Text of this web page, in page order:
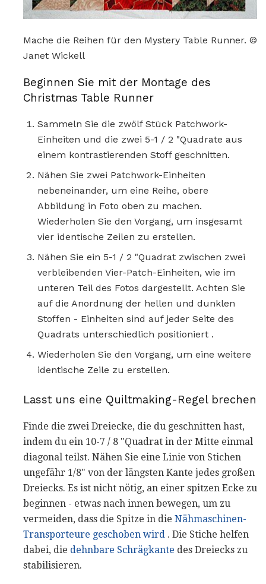
Mache die Reihen für den Mystery Table Runner. ©
Janet Wickell
Beginnen Sie mit der Montage des
Christmas Table Runner
Sammeln Sie die zwölf Stück Patchwork-
Einheiten und die zwei 5-1 / 2 "Quadrate aus
einem kontrastierenden Stoff geschnitten.
Nähen Sie zwei Patchwork-Einheiten
nebeneinander, um eine Reihe, obere
Abbildung in Foto oben zu machen.
Wiederholen Sie den Vorgang, um insgesamt
vier identische Zeilen zu erstellen.
Nähen Sie ein 5-1 / 2 "Quadrat zwischen zwei
verbleibenden Vier-Patch-Einheiten, wie im
unteren Teil des Fotos dargestellt. Achten Sie
auf die Anordnung der hellen und dunklen
Stoffen - Einheiten sind auf jeder Seite des
Quadrats unterschiedlich positioniert .
Wiederholen Sie den Vorgang, um eine weitere
identische Zeile zu erstellen.
Lasst uns eine Quiltmaking-Regel brechen
Finde die zwei Dreiecke, die du geschnitten hast,
indem du ein 10-7 / 8 "Quadrat in der Mitte einmal
diagonal teilst. Nähen Sie eine Linie von Stichen
ungefähr 1/8" von der längsten Kante jedes großen
Dreiecks. Es ist nicht nötig, an einer spitzen Ecke zu
beginnen - etwas nach innen bewegen, um zu
vermeiden, dass die Spitze in die Nähmaschinen-
Transporteure geschoben wird . Die Stiche helfen
dabei, die dehnbare Schrägkante des Dreiecks zu
stabilisieren.